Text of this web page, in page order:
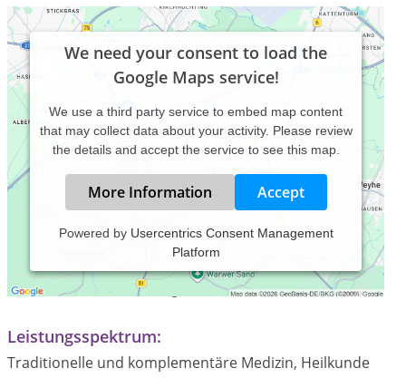
We need your consent to load the
Google Maps service!
We use a third party service to embed map content
that may collect data about your activity. Please review
the details and accept the service to see this map.
More Information Accept
Powered by Usercentrics Consent Management
Platform
Termine nach Vereinbarung
Leistungsspektrum:
Traditionelle und komplementäre Medizin, Heilkunde